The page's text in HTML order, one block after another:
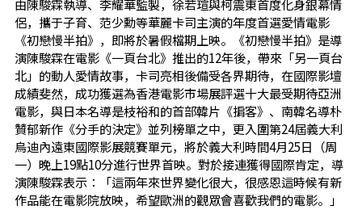
由陳駿霖執導、李耀華監製，徐若瑄與柯震東首度化身銀幕情
侶，攜于子育、范少勳等華麗卡司主演的年度首選愛情電影
《初戀慢半拍》，即將於暑假檔期上映。《初戀慢半拍》是導
演陳駿霖在電影《一頁台北》推出的12年後，帶來「另一頁台
北」的動人愛情故事，卡司亮相後備受各界期待，在國際影壇
成績斐然，成功獲選為香港電影市場展評選十大最受期待亞洲
電影，與日本名導是枝裕和的首部韓片《掮客》、南韓名導朴
贊郁新作《分手的決定》並列榜單之中，更入圍第24屆義大利
烏迪內遠東國際影展競賽單元，將於義大利時間4月25日（周
一）晚上19點10分進行世界首映。對於接連獲得國際肯定，導
演陳駿霖表示：「這兩年來世界變化很大，很感恩這時候有新
作品能在電影院放映，希望歐洲的觀眾會喜歡我們的電影。」